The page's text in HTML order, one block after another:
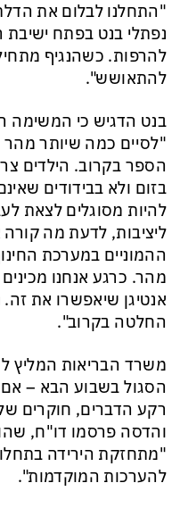
"התחלנו לבלום את
נפתלי בנט בפתח ישיבת
להרפות. כשהנגיף
להתאושש".
בנט הדגיש כי המשימה
"לסיים כמה שיותר מהר
הספר בקרוב. הילדים
בזום ולא בבידודים
להיות מסוגלים לצאת
ליציבות, לדעת מה קורה
ההמוניים במערכת
מהר. כרגע אנחנו
אנטיגן שיאפשרו את זה.
החלטה בקרוב".
משרד הבריאות המליץ
הסגול בשבוע הבא –
רקע הדברים, חוקרים
והדסה פרסמו דו"ח,
"מתחזקת הירידה
להערכות המוקדמות".